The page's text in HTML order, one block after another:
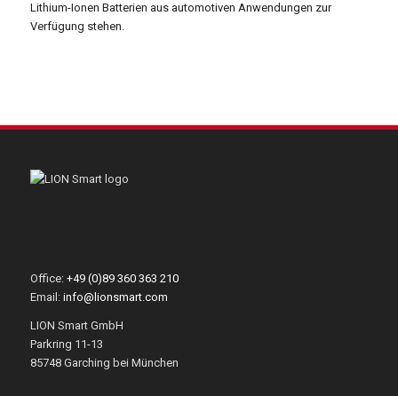
Lithium-Ionen Batterien aus automotiven Anwendungen zur
Verfügung stehen.
Office: +49 (0)89 360 363 210
Email: info@lionsmart.com
LION Smart GmbH
Parkring 11-13
85748 Garching bei München